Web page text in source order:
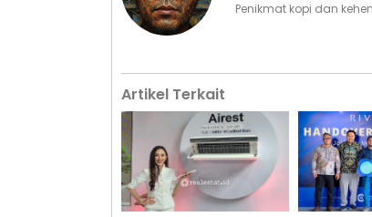
Penikmat kopi dan
Artikel Terkait